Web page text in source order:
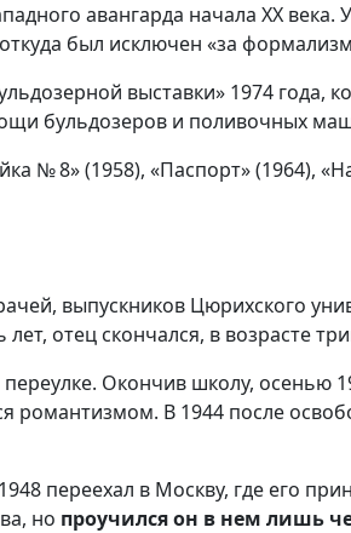
авангарда начала XX века.
был исключен «за
выставки» 1974 года,
бульдозеров и поливочных
№ 8» (1958), «Паспорт» (1964),
выпускников Цюрихского
отец скончался, в возрасте
Окончив школу, осенью
романтизмом. В 1944 после
переехал в Москву, где его
но проучился он в нем лишь